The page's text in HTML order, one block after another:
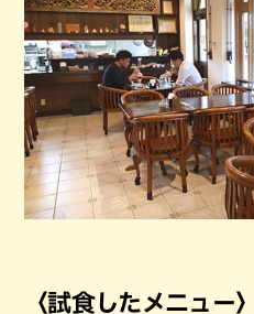
〈試食したメニュー〉